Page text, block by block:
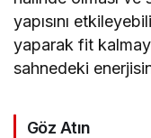
yapısını
yaparak fit
sahnedeki
Göz Atın